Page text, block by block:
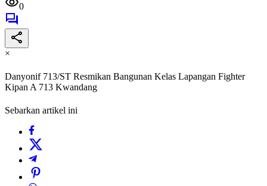
0
×
Danyonif 713/ST Resmikan Bangunan Kelas Lapangan Fighter
Kipan A 713 Kwandang
Sebarkan artikel ini